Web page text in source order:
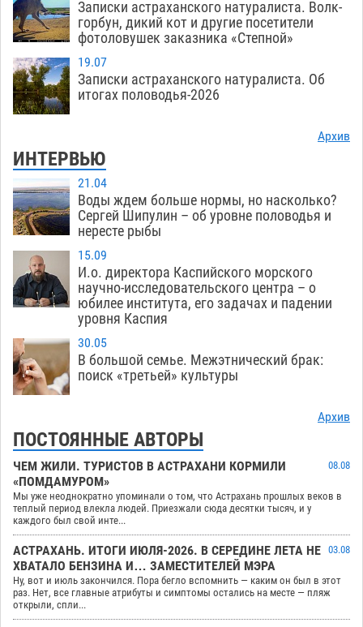
Записки астраханского натуралиста. Волк-
горбун, дикий кот и другие посетители
фотоловушек заказника «Степной»
19.07
Записки астраханского натуралиста. Об
итогах половодья-2026
Архив
ИНТЕРВЬЮ
21.04
Воды ждем больше нормы, но насколько?
Сергей Шипулин – об уровне половодья и
нересте рыбы
15.09
И.о. директора Каспийского морского
научно-исследовательского центра – о
юбилее института, его задачах и падении
уровня Каспия
30.05
В большой семье. Межэтнический брак:
поиск «третьей» культуры
Архив
ПОСТОЯННЫЕ АВТОРЫ
ЧЕМ ЖИЛИ. ТУРИСТОВ В АСТРАХАНИ КОРМИЛИ
«ПОМДАМУРОМ»
08.08
Мы уже неоднократно упоминали о том, что Астрахань прошлых веков в
теплый период влекла людей. Приезжали сюда десятки тысяч, и у
каждого был свой инте...
АСТРАХАНЬ. ИТОГИ ИЮЛЯ-2026. В СЕРЕДИНЕ ЛЕТА НЕ
ХВАТАЛО БЕНЗИНА И… ЗАМЕСТИТЕЛЕЙ МЭРА
03.08
Ну, вот и июль закончился. Пора бегло вспомнить — каким он был в этот
раз. Нет, все главные атрибуты и симптомы остались на месте — пляж
открыли, спли...